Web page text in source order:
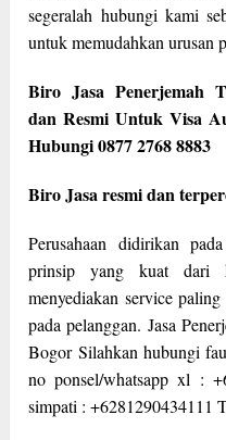
segeralah hubungi kami
untuk memudahkan urusan
Biro Jasa Penerjemah
dan Resmi Untuk Visa
Hubungi 0877 2768 8883
Biro Jasa resmi dan
Perusahaan didirikan
prinsip yang kuat dari
menyediakan service
pada pelanggan. Jasa
Bogor Silahkan hubungi
no ponsel/whatsapp xl :
simpati : +6281290434111